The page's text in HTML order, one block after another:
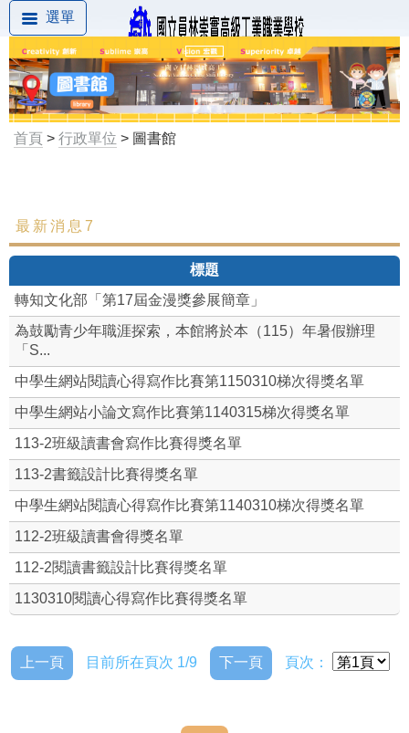
選單
首頁 > 行政單位 > 圖書館
最新消息
圖書館簡介
開放時間
圖書館章則
國立員林崇實高級工業職業學校圖書館借書規則
本館平面圖
館藏查詢
圖書館電子書
圖書館館訊
班級讀書會
最新消息7
標題
轉知文化部「第17屆金漫獎參展簡章」
為鼓勵青少年職涯探索，本館將於本（115）年暑假辦理
「S...
中學生網站閱讀心得寫作比賽第1150310梯次得獎名單
中學生網站小論文寫作比賽第1140315梯次得獎名單
113-2班級讀書會寫作比賽得獎名單
113-2書籤設計比賽得獎名單
中學生網站閱讀心得寫作比賽第1140310梯次得獎名單
112-2班級讀書會得獎名單
112-2閱讀書籤設計比賽得獎名單
1130310閱讀心得寫作比賽得獎名單
上一頁 目前所在頁次 1/9 下一頁 頁次：